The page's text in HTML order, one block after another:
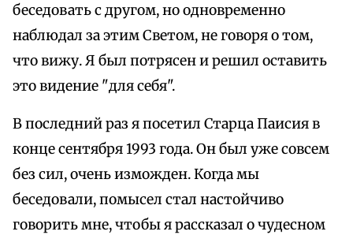
беседовать с другом, но одновременно
наблюдал за этим Светом, не говоря о том,
что вижу. Я был потрясен и решил оставить
это видение "для себя".
В последний раз я посетил Старца Паисия в
конце сентября 1993 года. Он был уже совсем
без сил, очень изможден. Когда мы
беседовали, помысел стал настойчиво
говорить мне, чтобы я рассказал о чудесном